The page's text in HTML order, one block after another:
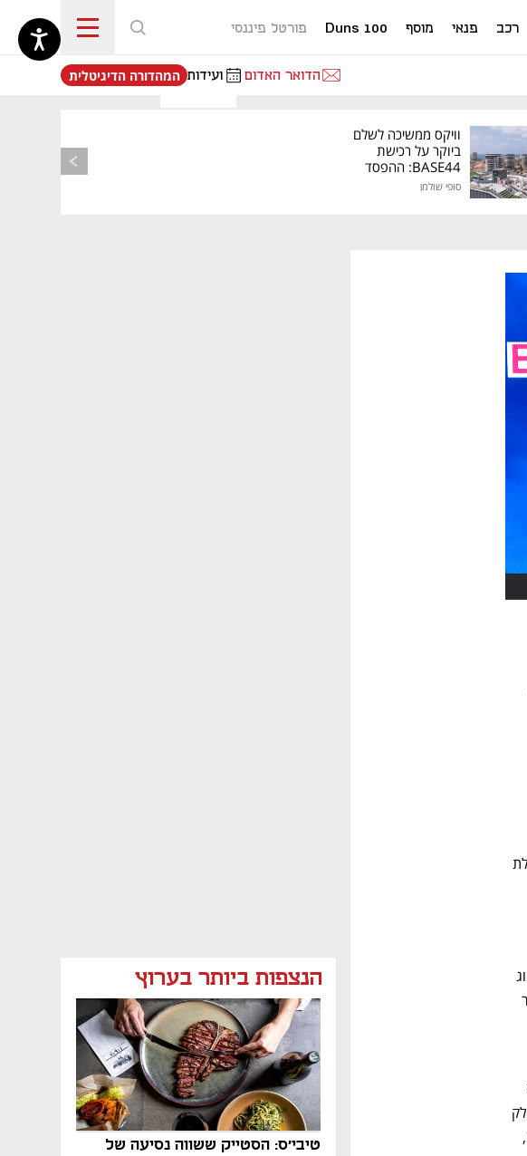
רכב פנאי מוסף Duns 100 פורטל פיננסי
הדואר האדום ועידות
נפתח בכרטיסייה חדשה
המהדורה הדיגיטלית
וויקס ממשיכה לשלם
ביוקר על רכישת
BASE44: ההפסד
סופי שולמן
הנצפות ביותר בערוץ
טיבי'ס: הסטייק ששווה נסיעה של